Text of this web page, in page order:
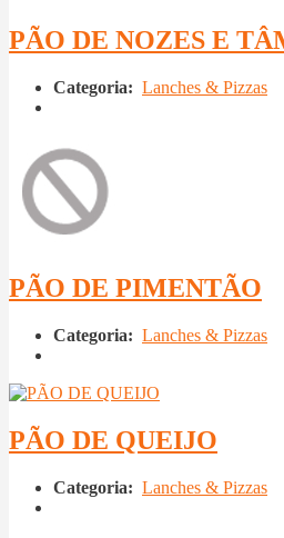
PÃO DE NOZES E
Categoria: Lanches & Pizzas
PÃO DE PIMENTÃO
Categoria: Lanches & Pizzas
PÃO DE QUEIJO
Categoria: Lanches & Pizzas